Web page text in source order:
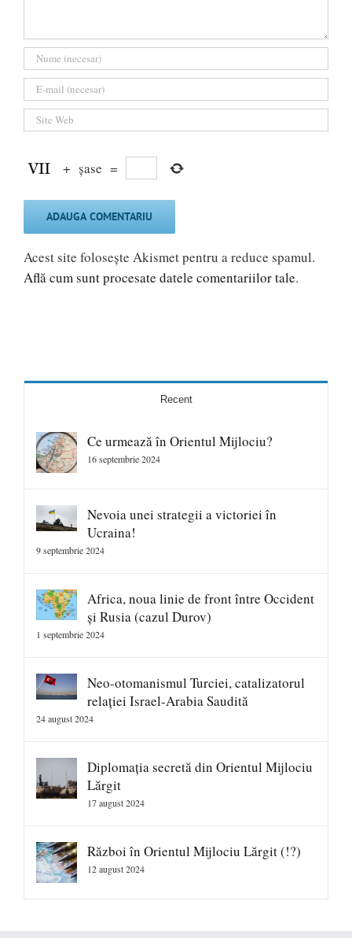
+ șase =
Acest site folosește Akismet pentru a reduce spamul.
Află cum sunt procesate datele comentariilor tale.
Recent
Ce urmează în Orientul Mijlociu?
16 septembrie 2024
Nevoia unei strategii a victoriei în
Ucraina!
9 septembrie 2024
Africa, noua linie de front între Occident
și Rusia (cazul Durov)
1 septembrie 2024
Neo-otomanismul Turciei, catalizatorul
relației Israel-Arabia Saudită
24 august 2024
Diplomația secretă din Orientul Mijlociu
Lărgit
17 august 2024
Război în Orientul Mijlociu Lărgit (!?)
12 august 2024